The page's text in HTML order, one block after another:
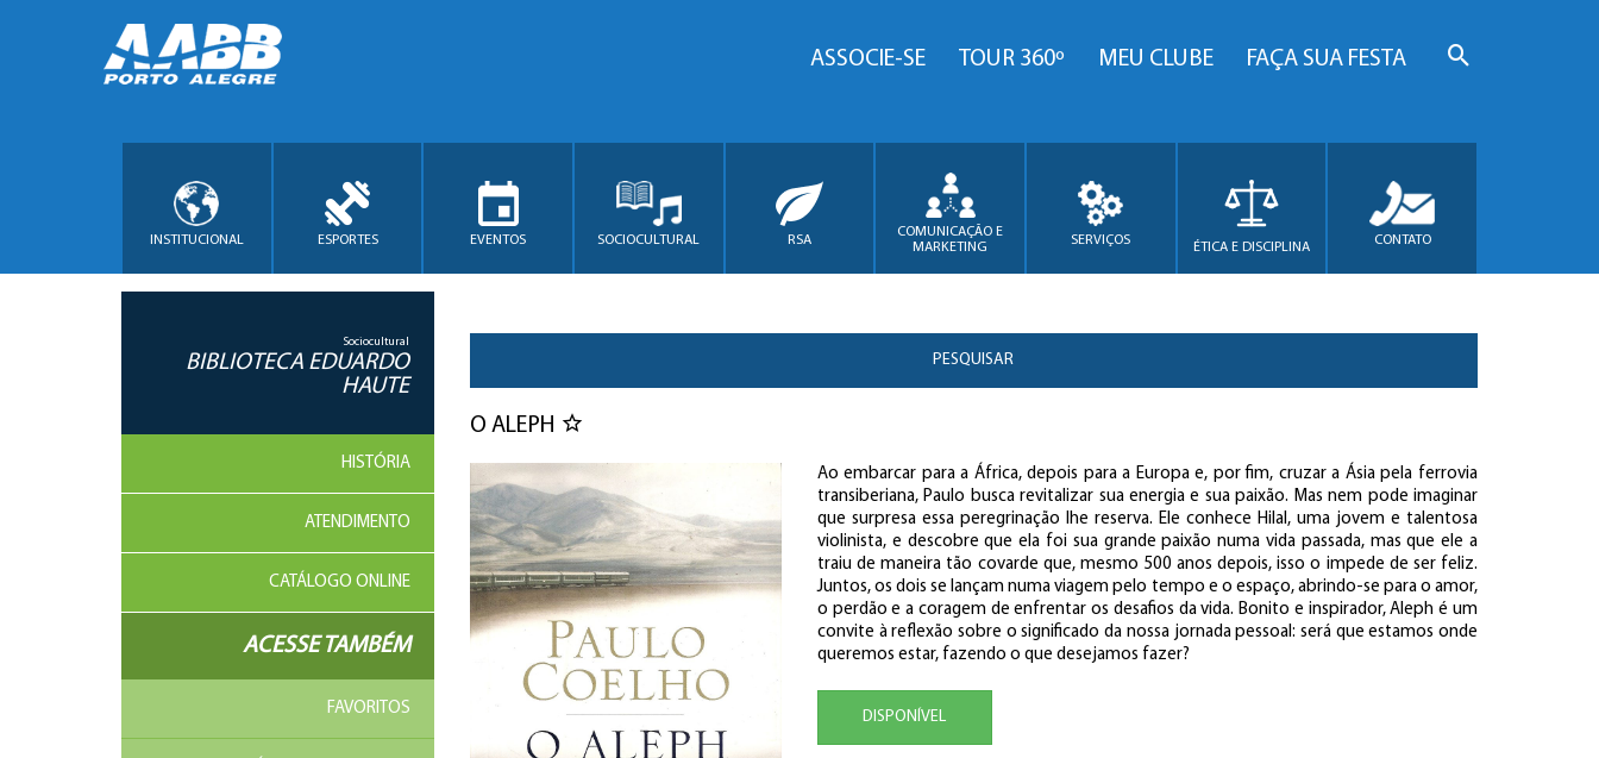
ASSOCIE-SE TOUR 360º MEU CLUBE FAÇA SUA FESTA
INSTITUCIONAL ESPORTES EVENTOS SOCIOCULTURAL RSA
COMUNICAÇÃO E
MARKETING
SERVIÇOS ÉTICA E DISCIPLINA CONTATO
Sociocultural
BIBLIOTECA EDUARDO
HAUTE
HISTÓRIA
ATENDIMENTO
CATÁLOGO ONLINE
ACESSE TAMBÉM
FAVORITOS
PESQUISAR
O ALEPH
Ao embarcar para a África, depois para a Europa e, por fim, cruzar a Ásia pela ferrovia
transiberiana, Paulo busca revitalizar sua energia e sua paixão. Mas nem pode imaginar
que surpresa essa peregrinação lhe reserva. Ele conhece Hilal, uma jovem e talentosa
violinista, e descobre que ela foi sua grande paixão numa vida passada, mas que ele a
traiu de maneira tão covarde que, mesmo 500 anos depois, isso o impede de ser feliz.
Juntos, os dois se lançam numa viagem pelo tempo e o espaço, abrindo-se para o amor,
o perdão e a coragem de enfrentar os desafios da vida. Bonito e inspirador, Aleph é um
convite à reflexão sobre o significado da nossa jornada pessoal: será que estamos onde
queremos estar, fazendo o que desejamos fazer?
DISPONÍVEL